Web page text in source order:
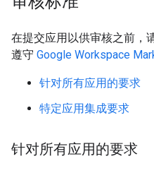
在提交应用以供审核之前，
遵守 Google Workspace
针对所有应用的要求
特定应用集成要求
针对所有应用的要求